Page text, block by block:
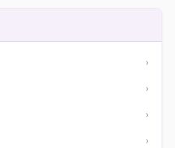
›
›
›
›